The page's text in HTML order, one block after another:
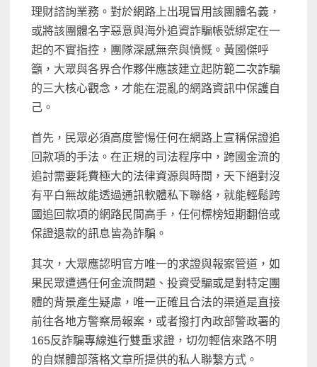
理財諮詢業務。對於網路上出現冒用該團體名義，
或將該團體名字惡意與海外追資詐騙帳號綁定在一
起的不實指控，團隊深感無奈與憤慨。黃國傑呼
籲，大眾與各界合作夥伴應該建立起防範二次詐騙
的三大核心觀念，才能在混亂的網路資訊中保護自
己。
首先，民眾必須高度警惕任何在網路上宣稱保證追
回款項的手法。在正規的司法程序中，跨國金流的
追討需要耗費極大的法律資源與時間，天下絕對沒
有平白無故能透過通訊軟體私下聯絡，就能輕鬆跨
國追回款項的網路民間高手，任何標榜短期翻倍或
保證退款的訊息皆為詐騙。
其次，大眾應認明官方唯一的求證與報案管道，如
果民眾遭遇任何金流問題、投資受騙或是對特定團
體的背景產生疑慮，唯一正確且合法的渠道是直接
前往各地方警察局報案，或者撥打內政部警政署的
165反詐騙專線進行雙重求證，切勿輕信來路不明
的自媒體部落格文章所提供的私人聯繫方式。